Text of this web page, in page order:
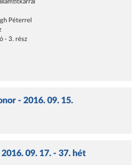
Péterrel
- 3. rész
- 2016. 09. 15.
09. 17. - 37. hét